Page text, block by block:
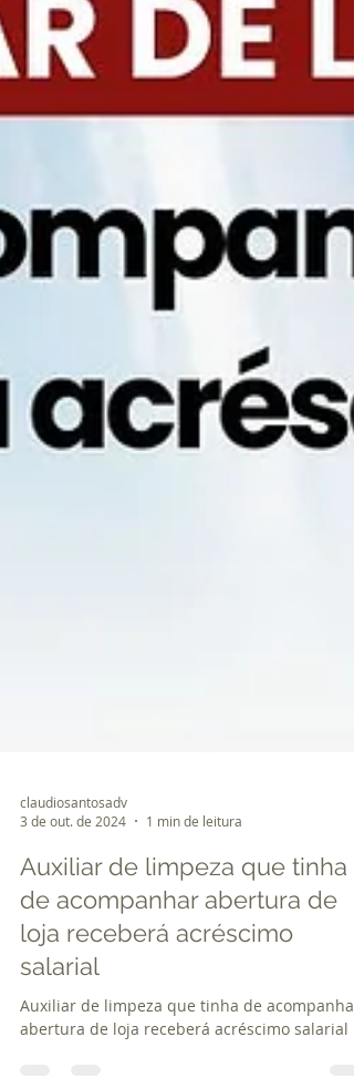
claudiosantosadv
3 de out. de 2024
1 min de leitura
Auxiliar de limpeza que tinha
de acompanhar abertura de
loja receberá acréscimo